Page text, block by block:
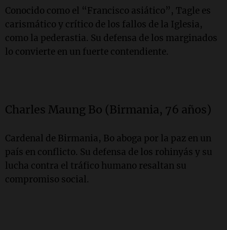
Conocido como el “Francisco asiático”, Tagle es
carismático y crítico de los fallos de la Iglesia,
como la pederastia. Su defensa de los marginados
lo convierte en un fuerte contendiente.
Charles Maung Bo (Birmania, 76 años)
Cardenal de Birmania, Bo aboga por la paz en un
país en conflicto. Su defensa de los rohinyás y su
lucha contra el tráfico humano resaltan su
compromiso social.